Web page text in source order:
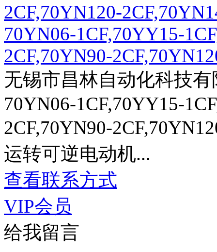
70YN06-1CF,70YY15-
2CF,70YN90-
无锡市昌林自动化科技有
70YN06-1CF,70YY15-
2CF,70YN90-
运转可逆电动机...
查看联系方式
VIP会员
给我留言